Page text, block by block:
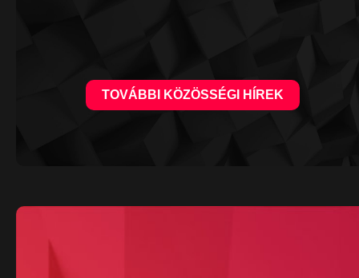
TOVÁBBI KÖZÖSSÉGI HÍREK